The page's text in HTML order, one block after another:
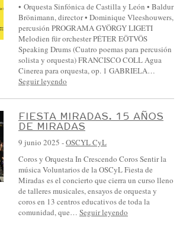
• Orquesta Sinfónica de Castilla y León • Baldur
Brönimann, director • Dominique Vleeshouwers,
percusión PROGRAMA GYÖRGY LIGETI
Melodien für orchester PÉTER EÖTVÖS
Speaking Drums (Cuatro poemas para percusión
solista y orquesta) FRANCISCO COLL Agua
Cinerea para orquesta, op. 1 GABRIELA…
Seguir leyendo
FIESTA MIRADAS. 15 AÑOS
DE MIRADAS
9 junio 2025 -OSCYL CyL
Coros y Orquesta In Crescendo Coros Sentir la
música Voluntarios de la OSCyL Fiesta de
Miradas es el concierto que cierra un curso lleno
de talleres musicales, ensayos de orquesta y
coros en 13 centros educativos de toda la
comunidad, que… Seguir leyendo